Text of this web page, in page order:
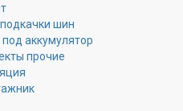
шин
аккумулятор
прочие